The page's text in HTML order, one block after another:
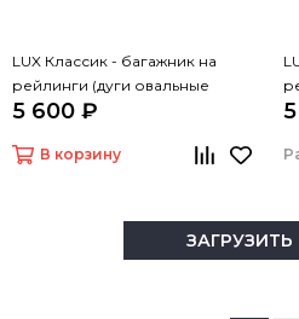
LUX Классик - багажник на
рейлинги (дуги овальные
серые, 1,3м)
5 600 ₽
В корзину